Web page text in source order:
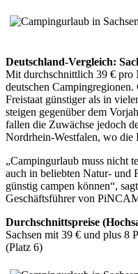
Deutschland-Vergleich:
Mit durchschnittlich 39 € pro
deutschen
Freistaat günstiger als in
steigen gegenüber dem
fallen die Zuwächse jedoch
Nordrhein-Westfalen, wo die
„Campingurlaub muss nicht
auch in beliebten Natur- und
günstig campen können“,
Geschäftsführer von
Durchschnittspreise
Sachsen mit 39 € und plus 8
(Platz 6)